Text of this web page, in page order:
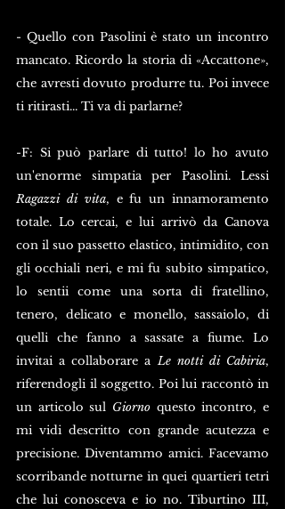
- Quello con Pasolini è stato un incontro
mancato. Ricordo la storia di «Accattone»,
che avresti dovuto produrre tu. Poi invece
ti ritirasti... Ti va di parlarne?
-F: Si può parlare di tutto! lo ho avuto
Ragazzi di vita, e fu un innamoramento
totale. Lo cercai, e lui arrivò da Canova
con il suo passetto elastico, intimidito, con
gli occhiali neri, e mi fu subito simpatico,
lo sentii come una sorta di fratellino,
tenero, delicato e monello, sassaiolo, di
quelli che fanno a sassate a fiume. Lo
invitai a collaborare a Le notti di Cabiria,
riferendogli il soggetto. Poi lui raccontò in
un articolo sul Giorno questo incontro, e
mi vidi descritto con grande acutezza e
precisione. Diventammo amici. Facevamo
scorribande notturne in quei quartieri tetri
che lui conosceva e io no. Tiburtino III,